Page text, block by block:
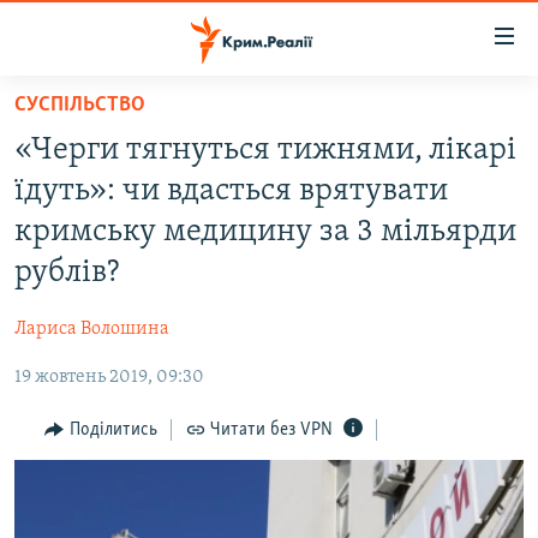
Перейти
основного
матеріалу
Перейти
до
основної
Перейти
до
ВОДА.КРИМ
ВІДЕО ТА ФОТО
ПОЛІТИКА
ПОГЛЯД
ІНТЕРВ'Ю
ВСЕ ЗА ДЕНЬ
СУСПІЛЬСТВО
«Черги тягнуться тижнями, лікарі
їдуть»: чи вдасться врятувати
кримську медицину за 3 мільярди
рублів?
Лариса Волошина
19 жовтень 2019, 09:30
Поділитись Читати без VPN